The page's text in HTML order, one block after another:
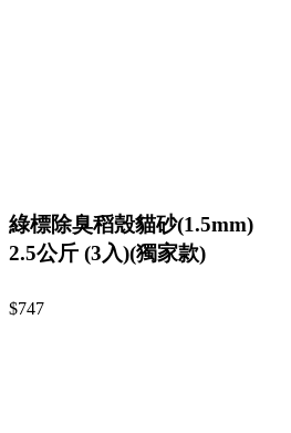
綠標除臭稻殼貓砂(1.5mm)
2.5公斤 (3入)(獨家款)
$747